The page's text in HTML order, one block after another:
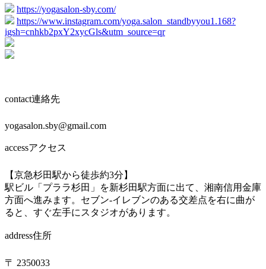
https://yogasalon-sby.com/
https://www.instagram.com/yoga.salon_standbyyou1.168?
igsh=cnhkb2pxY2xycGls&utm_source=qr
contact連絡先
yogasalon.sby@gmail.com
accessアクセス
【京急杉田駅から徒歩約3分】
駅ビル「プララ杉田」を新杉田駅方面に出て、湘南信用金庫
方面へ進みます。セブン‐イレブンのある交差点を右に曲が
ると、すぐ左手にスタジオがあります。
address住所
〒 2350033